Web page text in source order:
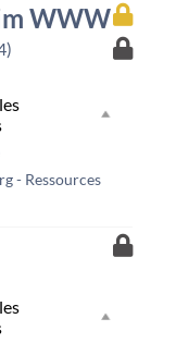
WWW
- Ressources
Accès
à
laAccès
à
Accès
à